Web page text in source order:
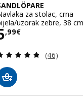
za stolac, crna
uzorak zebre, 38 cm
,99€ 5,99€
Revizija:
(46)